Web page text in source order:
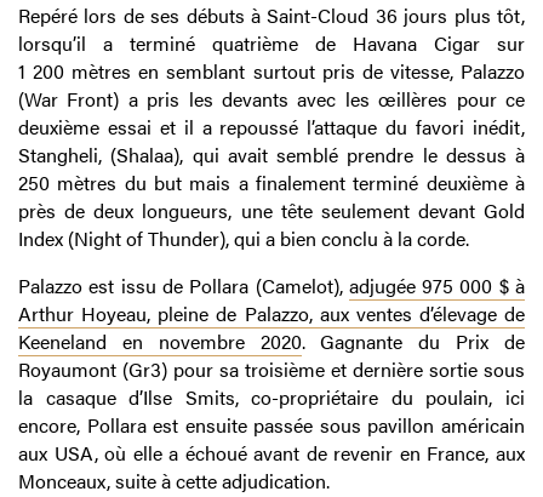
Repéré lors de ses débuts à Saint-Cloud 36 jours plus tôt,
lorsqu’il a terminé quatrième de Havana Cigar sur
1 200 mètres en semblant surtout pris de vitesse, Palazzo
(War Front) a pris les devants avec les œillères pour ce
deuxième essai et il a repoussé l’attaque du favori inédit,
Stangheli, (Shalaa), qui avait semblé prendre le dessus à
250 mètres du but mais a finalement terminé deuxième à
près de deux longueurs, une tête seulement devant Gold
Index (Night of Thunder), qui a bien conclu à la corde.
Palazzo est issu de Pollara (Camelot), adjugée 975 000 $ à
Arthur Hoyeau, pleine de Palazzo, aux ventes d’élevage de
Keeneland en novembre 2020. Gagnante du Prix de
Royaumont (Gr3) pour sa troisième et dernière sortie sous
la casaque d’Ilse Smits, co-propriétaire du poulain, ici
encore, Pollara est ensuite passée sous pavillon américain
aux USA, où elle a échoué avant de revenir en France, aux
Monceaux, suite à cette adjudication.